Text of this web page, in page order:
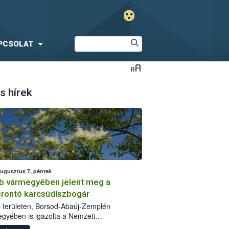
hírek
7, péntek
vármegyében jelent meg a
karcsúdíszbogár
területen, Borsod-Abaúj-Zemplén
is igazolta a Nemzeti
biztonsági Hivatal (Nébih) a